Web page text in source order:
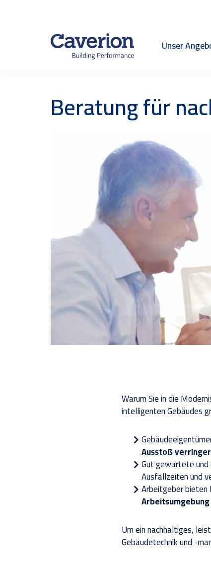
Unser
Beratung für
Warum Sie in die
intelligenten Gebäudes
Ausstoß
Gut gewartete
Ausfallzeiten und
Arbeitgeber bieten
Arbeitsumgebung
Um ein nachhaltiges,
Gebäudetechnik und -